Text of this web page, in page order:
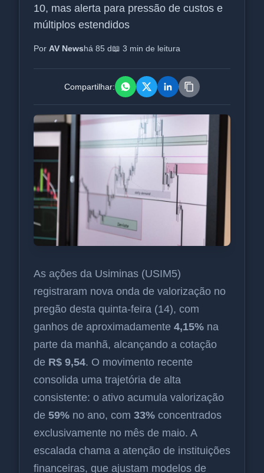
10, mas alerta para pressão de custos e
múltiplos estendidos
Por AV Newshá 85 d📖 3 min de leitura
Compartilhar:
As ações da Usiminas (USIM5)
registraram nova onda de valorização no
pregão desta quinta-feira (14), com
ganhos de aproximadamente 4,15% na
parte da manhã, alcançando a cotação
de R$ 9,54. O movimento recente
consolida uma trajetória de alta
consistente: o ativo acumula valorização
de 59% no ano, com 33% concentrados
exclusivamente no mês de maio. A
escalada chama a atenção de instituições
financeiras, que ajustam modelos de